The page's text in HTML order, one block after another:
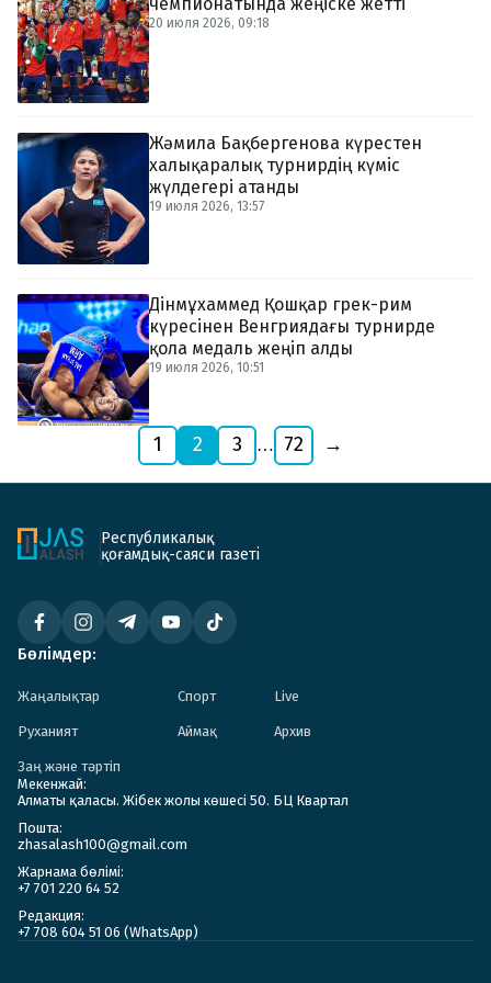
20 июля 2026, 09:18
19 июля 2026, 13:57
Жәмила Бақбергенова күрестен
халықаралық турнирдің күміс
жүлдегері атанды
19 июля 2026, 10:51
Дінмұхаммед Қошқар грек-рим
күресінен Венгриядағы турнирде
қола медаль жеңіп алды
1 2 3 … 72 →
Республикалық
қоғамдық-саяси газеті
Бөлімдер:
Жаңалықтар Спорт Live
Руханият Аймақ Архив
Заң және тәртіп
Мекенжай:
Алматы қаласы. Жібек жолы көшесі 50. БЦ Квартал
Пошта:
zhasalash100@gmail.com
Жарнама бөлімі:
+7 701 220 64 52
Редакция:
+7 708 604 51 06 (WhatsApp)